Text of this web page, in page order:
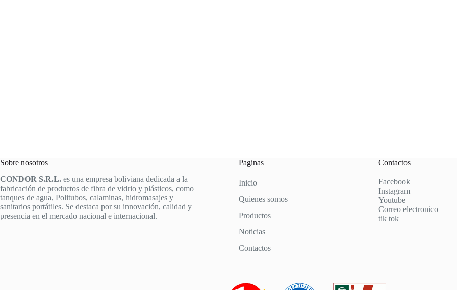
Sobre nosotros
CONDOR S.R.L. es una empresa boliviana dedicada a la
fabricación de productos de fibra de vidrio y plásticos, como
tanques de agua, Politubos, calaminas, hidromasajes y
sanitarios portátiles. Se destaca por su innovación, calidad y
presencia en el mercado nacional e internacional.
Paginas
Inicio
Quienes somos
Productos
Noticias
Contactos
Contactos
Facebook
Instagram
Youtube
Correo electronico
tik tok